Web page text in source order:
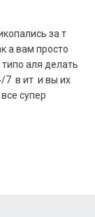
за т
а вам просто
аля делать
7 в ит и вы их
супер